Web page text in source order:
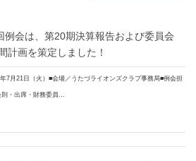
例会は、第20期決算報告および委員会
計画を策定しました！
7月21日（火）■会場／うたづライオンズクラブ事務局■例会担
則・出席・財務委員…